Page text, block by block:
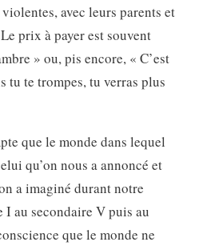
avec leurs parents et
prix à payer est souvent
» ou, pis encore, « C’est
tu te trompes, tu verras plus
que le monde dans lequel
qu’on nous a annoncé et
a imaginé durant notre
I au secondaire V puis au
que le monde ne